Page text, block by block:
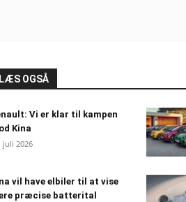
LÆS OGSÅ
Vi er klar til kampen
Kina
juli 2026
vil have elbiler til at vise
præcise batterital